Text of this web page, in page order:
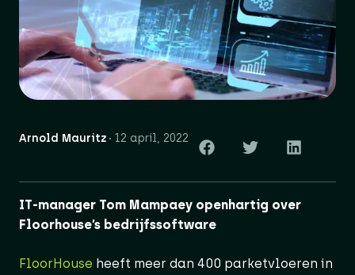
Arnold Mauritz 12 april, 2022
IT-manager Tom Mampaey openhartig over
Floorhouse’s bedrijfssoftware
FloorHouse heeft meer dan 400 parketvloeren in